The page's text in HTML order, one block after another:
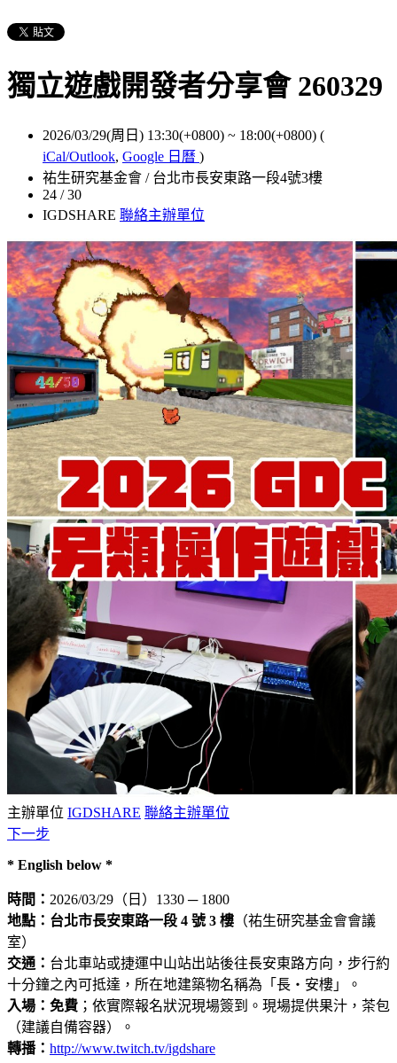
獨立遊戲開發者分享會 260329
2026/03/29(周日) 13:30(+0800) ~ 18:00(+0800) (
iCal/Outlook, Google 日曆 )
祐生研究基金會 / 台北市長安東路一段4號3樓
24 / 30
IGDSHARE 聯絡主辦單位
主辦單位 IGDSHARE 聯絡主辦單位
下一步
* English below *
時間： 2026/03/29（日）1330 ─ 1800
地點： 台北市長安東路一段 4 號 3 樓 （祐生研究基金會會議
室）
交通： 台北車站或捷運中山站出站後往長安東路方向，步行約
十分鐘之內可抵達，所在地建築物名稱為「長‧安樓」。
入場：免費 ；依實際報名狀況現場簽到。現場提供果汁，茶包
（建議自備容器）。
轉播： http://www.twitch.tv/igdshare